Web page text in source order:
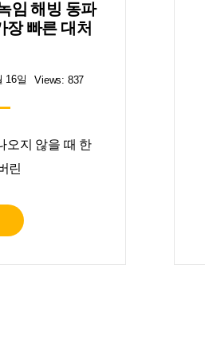
임 해빙 동파
장 빠른 대처
16일 Views: 837
오지 않을 때 한
린